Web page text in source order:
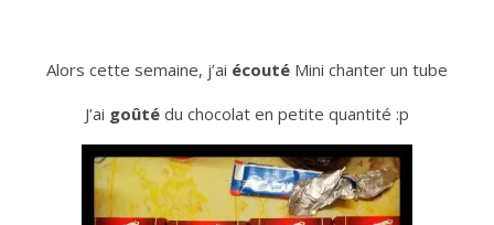
Alors cette semaine, j’ai écouté Mini chanter un tube
J’ai goûté du chocolat en petite quantité :p